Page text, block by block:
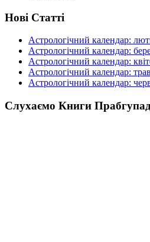
Нові Статті
Астрологічний календар:
Астрологічний календар:
Астрологічний календар:
Астрологічний календар:
Астрологічний календар:
Слухаємо Книги